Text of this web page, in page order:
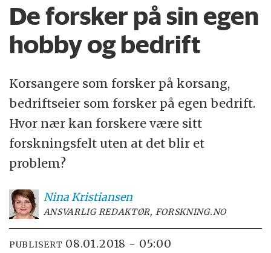
De forsker på sin egen
hobby og bedrift
Korsangere som forsker på korsang,
bedriftseier som forsker på egen bedrift.
Hvor nær kan forskere være sitt
forskningsfelt uten at det blir et
problem?
NinaKristiansen
ANSVARLIG REDAKTØR, FORSKNING.NO
PUBLISERT 08.01.2018 - 05:00